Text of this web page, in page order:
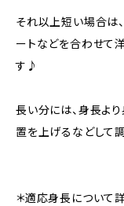
それ以上短い場合は
ートなどを合わせて
す♪
長い分には、身長よ
置を上げるなどして
＊適応身長について